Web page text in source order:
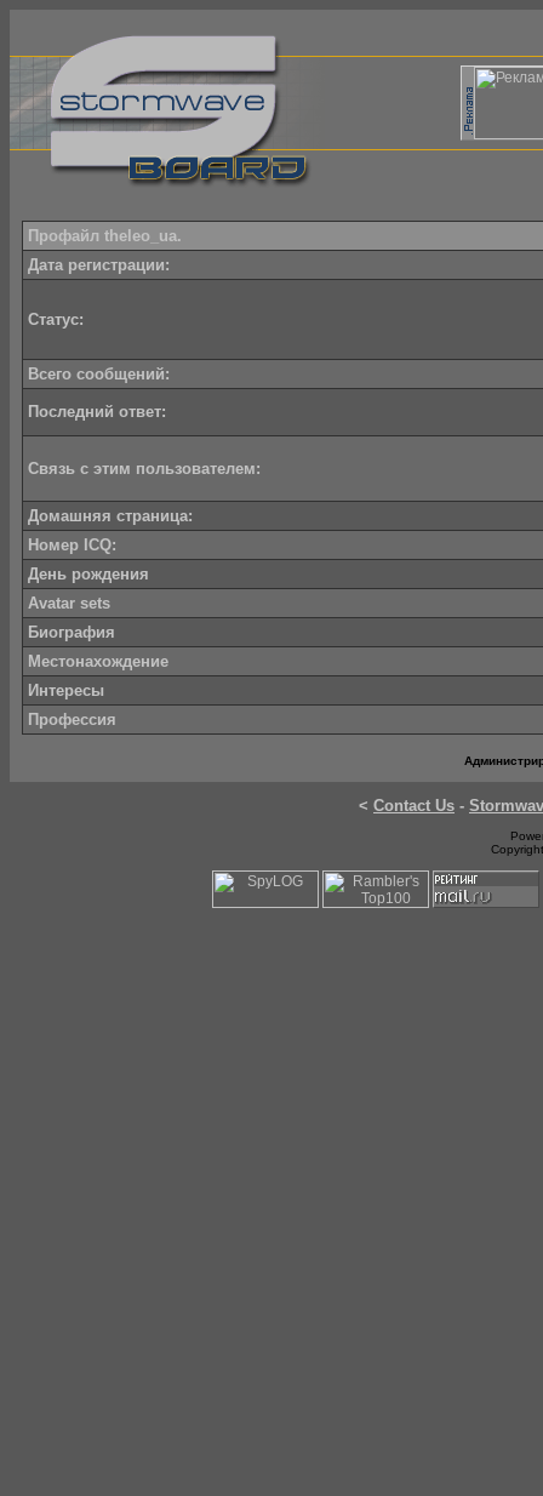
Профайл theleo_ua.
Дата регистрации:
Статус:
Всего сообщений:
Последний ответ:
Связь с этим пользователем:
Домашняя страница:
Номер ICQ:
День рождения
Avatar sets
Биография
Местонахождение
Интересы
Профессия
< Contact Us -